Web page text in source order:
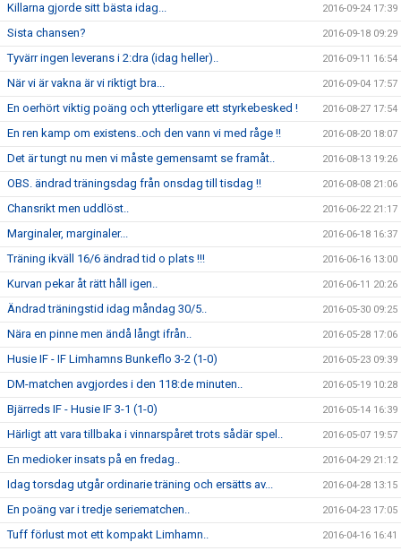
Killarna gjorde sitt bästa idag... 2016-09-24 17:39
Sista chansen? 2016-09-18 09:29
Tyvärr ingen leverans i 2:dra (idag heller).. 2016-09-11 16:54
När vi är vakna är vi riktigt bra... 2016-09-04 17:57
En oerhört viktig poäng och ytterligare ett styrkebesked ! 2016-08-27 17:54
En ren kamp om existens..och den vann vi med råge !! 2016-08-20 18:07
Det är tungt nu men vi måste gemensamt se framåt.. 2016-08-13 19:26
OBS. ändrad träningsdag från onsdag till tisdag !! 2016-08-08 21:06
Chansrikt men uddlöst.. 2016-06-22 21:17
Marginaler, marginaler... 2016-06-18 16:37
Träning ikväll 16/6 ändrad tid o plats !!! 2016-06-16 13:00
Kurvan pekar åt rätt håll igen.. 2016-06-11 20:26
Ändrad träningstid idag måndag 30/5.. 2016-05-30 09:25
Nära en pinne men ändå långt ifrån.. 2016-05-28 17:06
Husie IF - IF Limhamns Bunkeflo 3-2 (1-0) 2016-05-23 09:39
DM-matchen avgjordes i den 118:de minuten.. 2016-05-19 10:28
Bjärreds IF - Husie IF 3-1 (1-0) 2016-05-14 16:39
Härligt att vara tillbaka i vinnarspåret trots sådär spel.. 2016-05-07 19:57
En medioker insats på en fredag.. 2016-04-29 21:12
Idag torsdag utgår ordinarie träning och ersätts av... 2016-04-28 13:15
En poäng var i tredje seriematchen.. 2016-04-23 17:05
Tuff förlust mot ett kompakt Limhamn.. 2016-04-16 16:41